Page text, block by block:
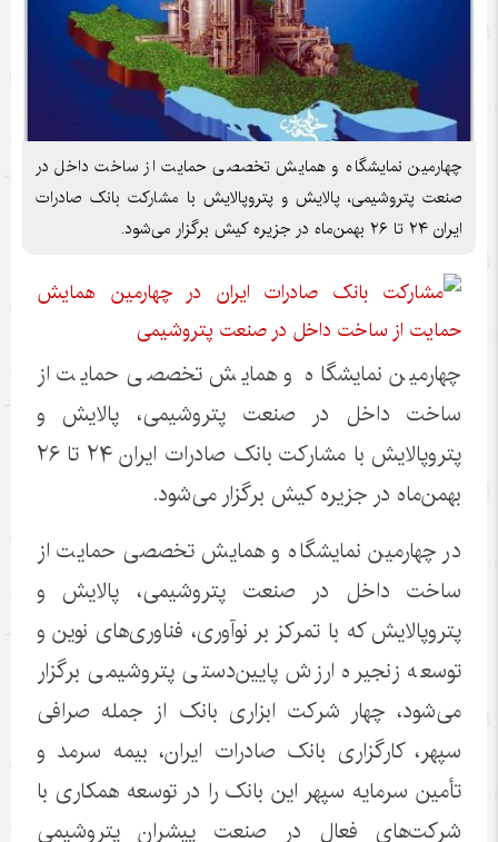
چهارمین نمایشگاه و همایش تخصصی حمایت از ساخت داخل در
صنعت پتروشیمی، پالایش و پتروپالایش با مشارکت بانک صادرات
ایران ٢۴ تا ٢۶ بهمن‌ماه در جزیره کیش برگزار می‌شود.
چهارمین نمایشگاه و همایش تخصصی حمایت از
ساخت داخل در صنعت پتروشیمی، پالایش و
پتروپالایش با مشارکت بانک صادرات ایران ٢۴ تا ٢۶
بهمن‌ماه در جزیره کیش برگزار می‌شود.
در چهارمین نمایشگاه و همایش تخصصی حمایت از
ساخت داخل در صنعت پتروشیمی، پالایش و
پتروپالایش که با تمرکز بر نوآوری، فناوری‌های نوین و
توسعه زنجیره ارزش پایین‌دستی پتروشیمی برگزار
می‌شود، چهار شرکت ابزاری بانک از جمله صرافی
سپهر، کارگزاری بانک صادرات ایران، بیمه سرمد و
تأمین سرمایه سپهر این بانک را در توسعه همکاری با
شرکت‌های فعال در صنعت پیشران پتروشیمی